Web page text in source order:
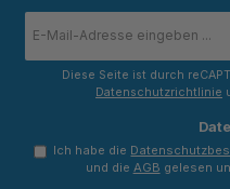
Mail-
*
Diese Seite ist durch
Datenschutzrichtlinie
Ich habe die
und die AGB gelesen